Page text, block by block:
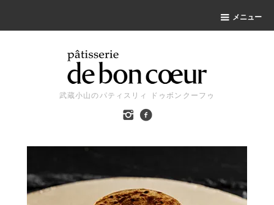
メニュー
武蔵小山のパティスリィ ドゥボンクーフゥ